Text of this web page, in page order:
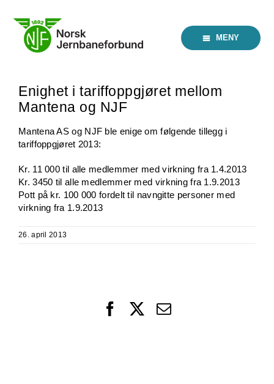
content
MENY
Enighet i tariffoppgjøret mellom
Mantena og NJF
Mantena AS og NJF ble enige om følgende tillegg i
tariffoppgjøret 2013:
Kr. 11 000 til alle medlemmer med virkning fra 1.4.2013
Kr. 3450 til alle medlemmer med virkning fra 1.9.2013
Pott på kr. 100 000 fordelt til navngitte personer med
virkning fra 1.9.2013
26. april 2013
FacebookEmail